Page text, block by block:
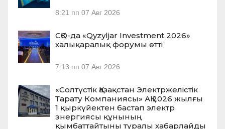
8:21 пп 07 Авг 2026
СҚО-да «Qyzyljar Investment 2026»
халықаралық форумы өтті
7:13 пп 07 Авг 2026
«Солтүстік Қазақстан Электржелістік
Тарату Компаниясы» АҚ 2026 жылғы
1 қыркүйектен бастап электр
энергиясы құнының
қымбаттайтыны туралы хабарлайды